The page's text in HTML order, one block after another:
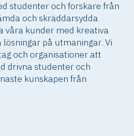
studenter och forskare från
och skräddarsydda
våra kunder med kreativa
på utmaningar. Vi
och organisationer att
drivna studenter och
kunskapen från